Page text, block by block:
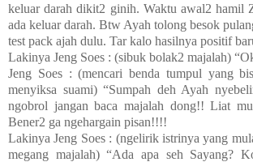
keluar darah dikit2 ginih. Waktu awal2 hamil
ada keluar darah. Btw Ayah tolong besok
test pack ajah dulu. Tar kalo hasilnya positif
Lakinya Jeng Soes : (sibuk bolak2 majalah)
Jeng Soes : (mencari benda tumpul yang
menyiksa suami) “Sumpah deh Ayah
ngobrol jangan baca majalah dong!! Liat
Bener2 ga ngehargain pisan!!!!
Lakinya Jeng Soes : (ngelirik istrinya yang
megang majalah) “Ada apa seh Sayang?